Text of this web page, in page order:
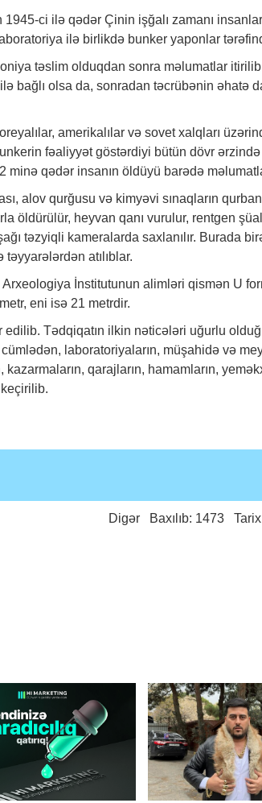
ci ilə qədər Çinin işğalı zamanı
ilə birlikdə bunker yaponlar
təslim olduqdan sonra məlumatlar
bağlı olsa da, sonradan təcrübənin əhatə
amerikalılar və sovet xalqları
fəaliyyət göstərdiyi bütün dövr
qədər insanın öldüyü barədə
alov qurğusu və kimyəvi sınaqların
öldürülür, heyvan qanı vurulur, rentgen
təzyiqli kameralarda saxlanılır. Burada
atılıblar.
İnstitutunun alimləri qismən U
eni isə 21 metrdir.
edilib. Tədqiqatın ilkin nəticələri uğurlu
laboratoriyaların, müşahidə və
kazarmaların, qarajların, hamamların,
Digər Baxılıb: 1473